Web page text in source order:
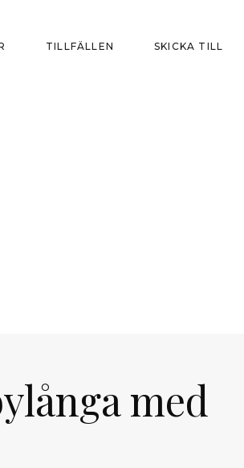
TILLFÄLLEN SKICKA TILL
med